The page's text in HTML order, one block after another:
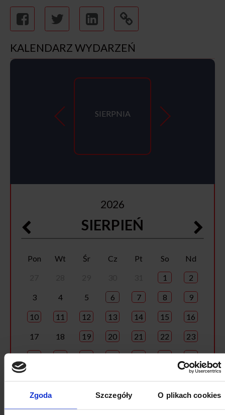
Zgoda Szczegóły O plikach cookies
KALENDARZ WYDARZEŃ
SIERPNIA
2026
SIERPIEŃ
Pon Wt Śr Cz Pt So
Nd
1 2
3 4 5 6 7 8 9
10 11 12 13 14 15 16
17 18 19 20 21 22 23
24 25 26 27 28 29 30
6